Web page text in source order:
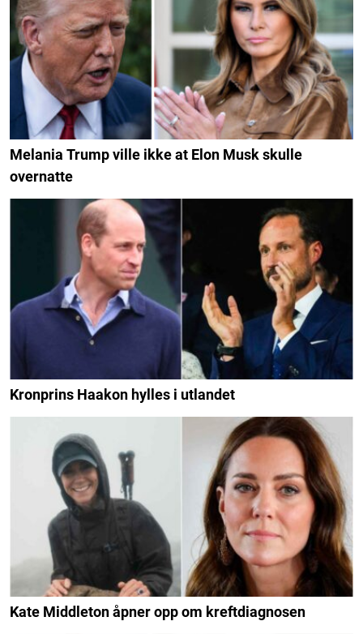
Melania Trump ville ikke at Elon Musk skulle
overnatte
Kronprins Haakon hylles i utlandet
Kate Middleton åpner opp om kreftdiagnosen